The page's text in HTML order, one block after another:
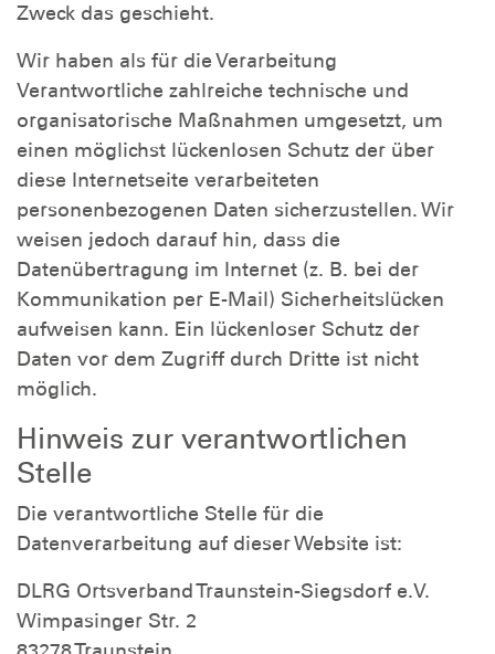
Zweck das geschieht.
Wir haben als für die Verarbeitung
Verantwortliche zahlreiche technische und
organisatorische Maßnahmen umgesetzt, um
einen möglichst lückenlosen Schutz der über
diese Internetseite verarbeiteten
personenbezogenen Daten sicherzustellen. Wir
weisen jedoch darauf hin, dass die
Datenübertragung im Internet (z. B. bei der
Kommunikation per E-Mail) Sicherheitslücken
aufweisen kann. Ein lückenloser Schutz der
Daten vor dem Zugriff durch Dritte ist nicht
möglich.
Hinweis zur verantwortlichen
Stelle
Die verantwortliche Stelle für die
Datenverarbeitung auf dieser Website ist:
DLRG Ortsverband Traunstein-Siegsdorf e.V.
Wimpasinger Str. 2